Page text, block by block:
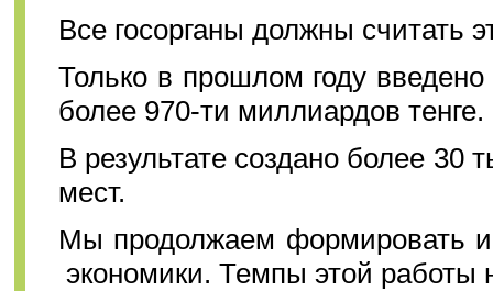
Все госорганы должны считать
Только в прошлом году
более 970-ти миллиардов тенге.
В результате создано более 30
мест.
Мы продолжаем формировать
экономики. Темпы этой работы